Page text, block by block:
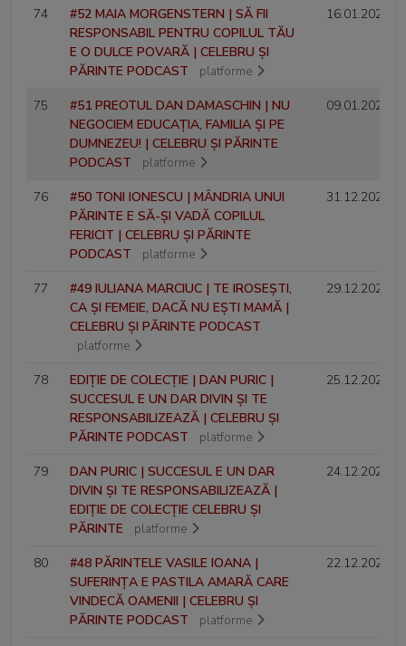
74
#52 MAIA MORGENSTERN | SĂ FII
RESPONSABIL PENTRU COPILUL TĂU
E O DULCE POVARĂ | CELEBRU ȘI
PĂRINTE PODCAST
platforme
16.01.2025
75
#51 PREOTUL DAN DAMASCHIN | NU
NEGOCIEM EDUCAȚIA, FAMILIA ȘI PE
DUMNEZEU! | CELEBRU ȘI PĂRINTE
PODCAST
platforme
09.01.2025
76
#50 TONI IONESCU | MÂNDRIA UNUI
PĂRINTE E SĂ-ȘI VADĂ COPILUL
FERICIT | CELEBRU ȘI PĂRINTE
PODCAST
platforme
31.12.2024
77
#49 IULIANA MARCIUC | TE IROSEȘTI,
CA ȘI FEMEIE, DACĂ NU EȘTI MAMĂ |
CELEBRU ȘI PĂRINTE PODCAST
platforme
29.12.2024
78
EDIȚIE DE COLECȚIE | DAN PURIC |
SUCCESUL E UN DAR DIVIN ȘI TE
RESPONSABILIZEAZĂ | CELEBRU ȘI
PĂRINTE PODCAST
platforme
25.12.2024
79
DAN PURIC | SUCCESUL E UN DAR
DIVIN ȘI TE RESPONSABILIZEAZĂ |
EDIȚIE DE COLECȚIE CELEBRU ȘI
PĂRINTE
platforme
24.12.2024
80
#48 PĂRINTELE VASILE IOANA |
SUFERINȚA E PASTILA AMARĂ CARE
VINDECĂ OAMENII | CELEBRU ȘI
PĂRINTE PODCAST
platforme
22.12.2024